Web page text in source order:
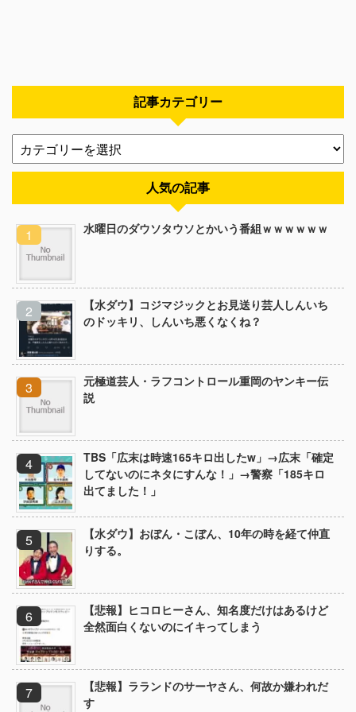
記事カテゴリー
人気の記事
水曜日のダウソタウソとかいう番組ｗｗｗｗｗｗ
【水ダウ】コジマジックとお見送り芸人しんいち
のドッキリ、しんいち悪くなくね？
元極道芸人・ラフコントロール重岡のヤンキー伝
説
TBS「広末は時速165キロ出したw」→広末「確定
してないのにネタにすんな！」→警察「185キロ
出てました！」
【水ダウ】おぼん・こぼん、10年の時を経て仲直
りする。
【悲報】ヒコロヒーさん、知名度だけはあるけど
全然面白くないのにイキってしまう
【悲報】ラランドのサーヤさん、何故か嫌われだ
す